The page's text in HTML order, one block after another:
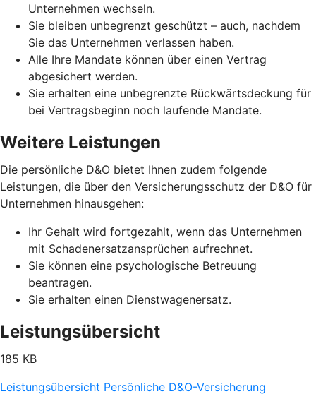
Unternehmen wechseln.
Sie bleiben unbegrenzt geschützt – auch, nachdem
Sie das Unternehmen verlassen haben.
Alle Ihre Mandate können über einen Vertrag
abgesichert werden.
Sie erhalten eine unbegrenzte Rückwärtsdeckung für
bei Vertragsbeginn noch laufende Mandate.
Weitere Leistungen
Die persönliche D&O bietet Ihnen zudem folgende
Leistungen, die über den Versicherungsschutz der D&O für
Unternehmen hinausgehen:
Ihr Gehalt wird fortgezahlt, wenn das Unternehmen
mit Schadenersatzansprüchen aufrechnet.
Sie können eine psychologische Betreuung
beantragen.
Sie erhalten einen Dienstwagenersatz.
Leistungsübersicht
185 KB
Leistungsübersicht Persönliche D&O-Versicherung